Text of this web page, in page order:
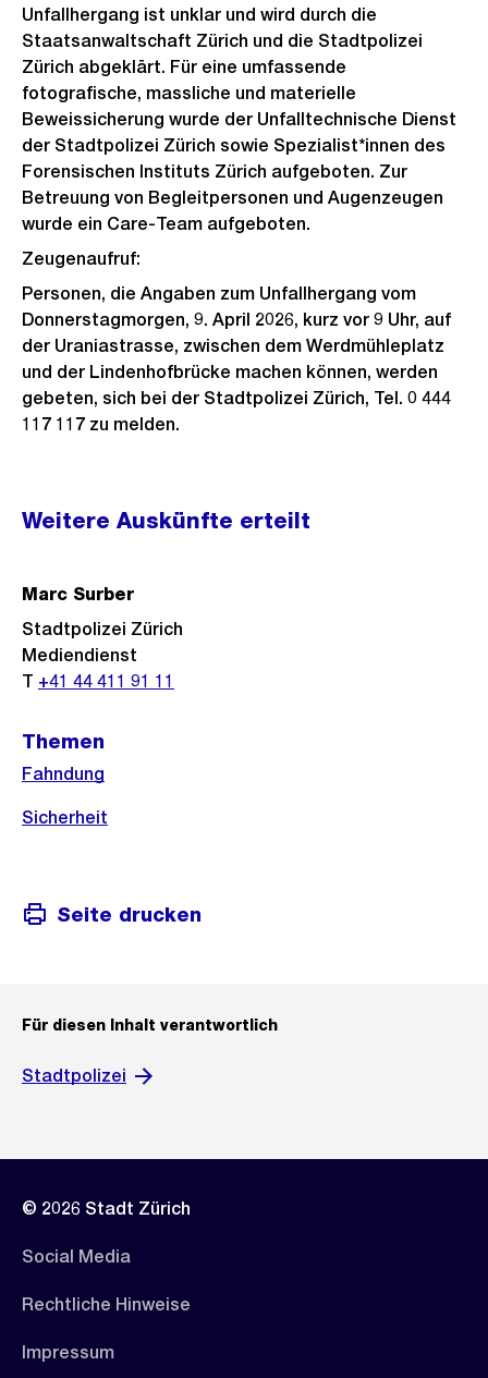
Unfallhergang ist unklar und wird durch die
Staatsanwaltschaft Zürich und die Stadtpolizei
Zürich abgeklärt. Für eine umfassende
fotografische, massliche und materielle
Beweissicherung wurde der Unfalltechnische Dienst
der Stadtpolizei Zürich sowie Spezialist*innen des
Forensischen Instituts Zürich aufgeboten. Zur
Betreuung von Begleitpersonen und Augenzeugen
wurde ein Care-Team aufgeboten.
Zeugenaufruf:
Personen, die Angaben zum Unfallhergang vom
Donnerstagmorgen, 9. April 2026, kurz vor 9 Uhr, auf
der Uraniastrasse, zwischen dem Werdmühleplatz
und der Lindenhofbrücke machen können, werden
gebeten, sich bei der Stadtpolizei Zürich, Tel. 0 444
117 117 zu melden.
Weitere
Informationen
Weitere Auskünfte erteilt
Marc Surber
Stadtpolizei Zürich
Mediendienst
T +41 44 411 91 11
Themen
Fahndung
Sicherheit
Seite drucken
Für diesen Inhalt verantwortlich
Stadtpolizei
© 2026 Stadt Zürich
Social Media
Rechtliche Hinweise
Impressum